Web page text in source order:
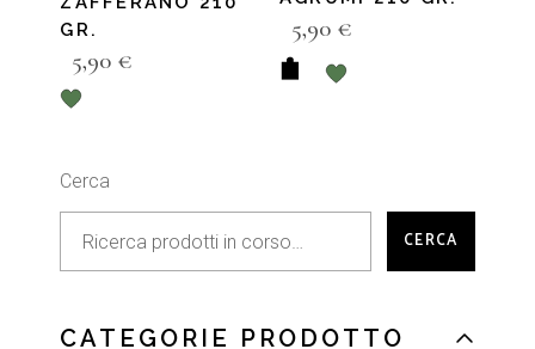
GR.
5,90 €
5,90 €
Cerca
CERCA
CATEGORIE PRODOTTO